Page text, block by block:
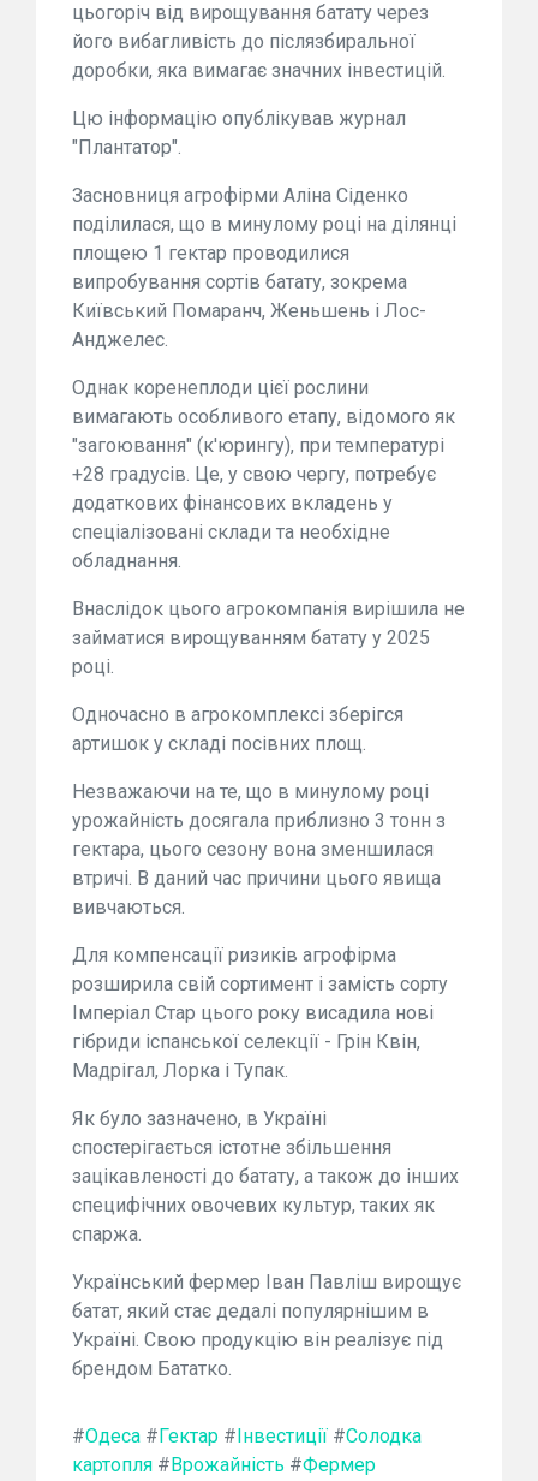
цьогоріч від вирощування батату через
його вибагливість до післязбиральної
доробки, яка вимагає значних інвестицій.
Цю інформацію опублікував журнал
"Плантатор".
Засновниця агрофірми Аліна Сіденко
поділилася, що в минулому році на ділянці
площею 1 гектар проводилися
випробування сортів батату, зокрема
Київський Помаранч, Женьшень і Лос-
Анджелес.
Однак коренеплоди цієї рослини
вимагають особливого етапу, відомого як
"загоювання" (к'юрингу), при температурі
+28 градусів. Це, у свою чергу, потребує
додаткових фінансових вкладень у
спеціалізовані склади та необхідне
обладнання.
Внаслідок цього агрокомпанія вирішила не
займатися вирощуванням батату у 2025
році.
Одночасно в агрокомплексі зберігся
артишок у складі посівних площ.
Незважаючи на те, що в минулому році
урожайність досягала приблизно 3 тонн з
гектара, цього сезону вона зменшилася
втричі. В даний час причини цього явища
вивчаються.
Для компенсації ризиків агрофірма
розширила свій сортимент і замість сорту
Імперіал Стар цього року висадила нові
гібриди іспанської селекції - Грін Квін,
Мадрігал, Лорка і Тупак.
Як було зазначено, в Україні
спостерігається істотне збільшення
зацікавленості до батату, а також до інших
специфічних овочевих культур, таких як
спаржа.
Український фермер Іван Павліш вирощує
батат, який стає дедалі популярнішим в
Україні. Свою продукцію він реалізує під
брендом Бататко.
#Одеса #Гектар #Інвестиції #Солодка
картопля #Врожайність #Фермер